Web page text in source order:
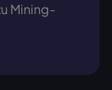
Mining-